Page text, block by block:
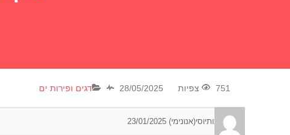
751 צפיות 28/05/2025 דגים ופירות ים
יוסי(אנונימי) 23/01/2025 0 תגובות